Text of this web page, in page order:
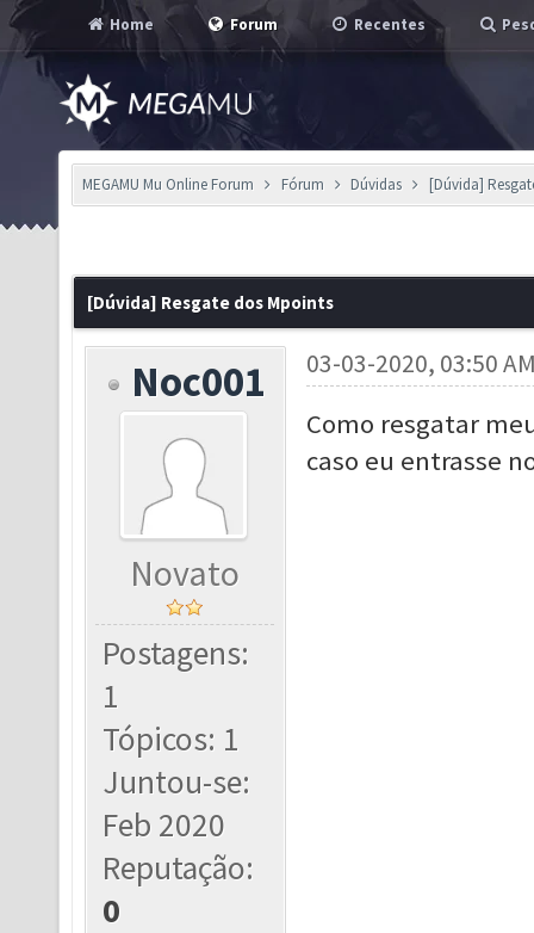
Home Forum Recentes
MEGAMU Mu Online Forum Fórum Dúvidas [Dúvida]
[Dúvida] Resgate dos Mpoints
Noc001
Novato
Postagens:
1
Tópicos: 1
Juntou-se:
Feb 2020
Reputação:
0
03-03-2020, 03:50
Como resgatar
caso eu entrasse